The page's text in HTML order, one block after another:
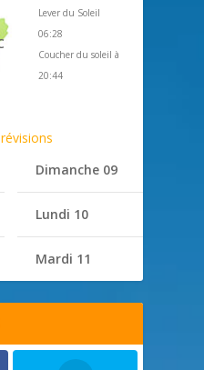
Lever du Soleil
06:28
Coucher du soleil à
20:44
Dimanche 09
Lundi 10
Mardi 11